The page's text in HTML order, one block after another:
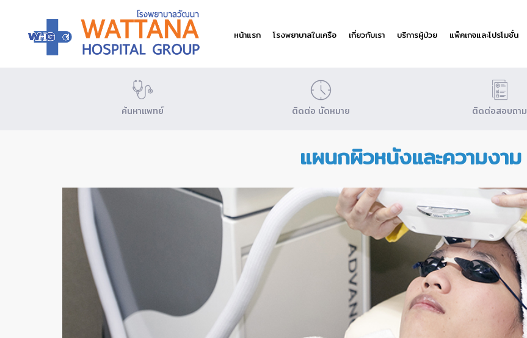
หน้าแรก โรงพยาบาลในเครือ เกี่ยวกับเรา บริการผู้ป่วย แพ็คเกจและโปรโมชั่น
ค้นหาแพทย์ ติดต่อ นัดหมาย ติดต่อสอบถาม
แผนกผิวหนังและความงาม